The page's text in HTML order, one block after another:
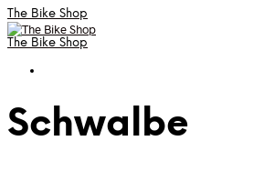
The Bike Shop
The Bike Shop
Schwalbe